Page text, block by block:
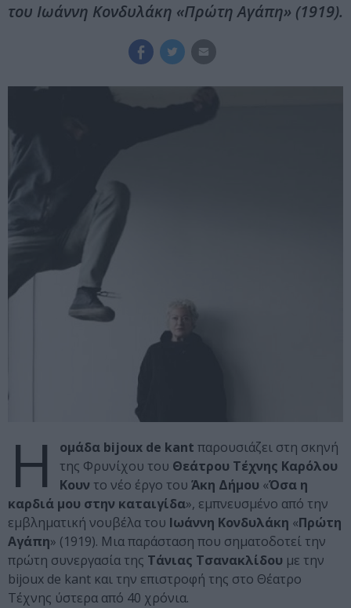
του Ιωάννη Κονδυλάκη «Πρώτη Αγάπη» (1919).
Η ομάδα bijoux de kant παρουσιάζει στη σκηνή
της Φρυνίχου του Θεάτρου Τέχνης Καρόλου
Κουν το νέο έργο του Άκη Δήμου «Όσα η
καρδιά μου στην καταιγίδα», εμπνευσμένο από την
εμβληματική νουβέλα του Ιωάννη Κονδυλάκη «Πρώτη
Αγάπη» (1919). Μια παράσταση που σηματοδοτεί την
πρώτη συνεργασία της Τάνιας Τσανακλίδου με την
bijoux de kant και την επιστροφή της στο Θέατρο
Τέχνης ύστερα από 40 χρόνια.